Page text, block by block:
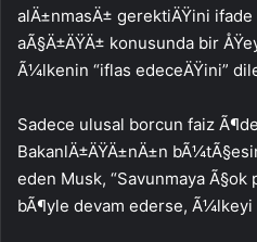
alÄ±nmasÄ± gerektiÄŸini
aÃ§Ä±ÄŸÄ± konusunda bir
Ã¼lkenin “iflas edeceÄŸini”
Sadece ulusal borcun faiz
BakanlÄ±ÄŸÄ±nÄ±n
eden Musk, “Savunmaya
bÃ¶yle devam ederse, Ã¼lkeyi